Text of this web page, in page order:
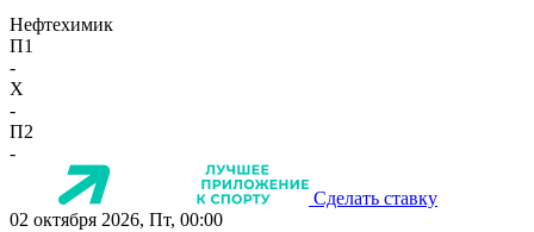
Нефтехимик
П1
-
X
-
П2
-
Сделать ставку
02 октября 2026, Пт, 00:00